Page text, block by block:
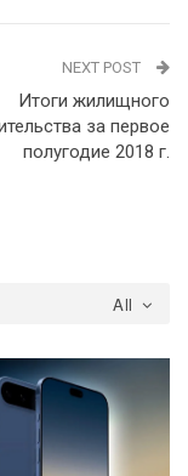
NEXT POST
Итоги жилищного
за первое
полугодие 2018 г.
All